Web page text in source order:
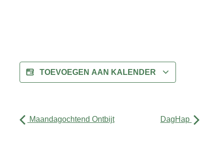
TOEVOEGEN AAN KALENDER
Maandagochtend Ontbijt DagHap